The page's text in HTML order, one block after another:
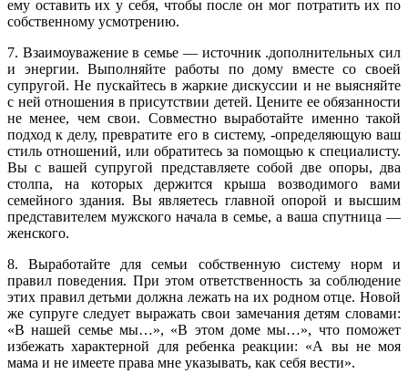
ему оставить их у себя, чтобы после он мог потратить их по
собственному усмотрению.
7. Взаимоуважение в семье — источник .дополнительных сил
и энергии. Выполняйте работы по дому вместе со своей
супругой. Не пускайтесь в жаркие дискуссии и не выясняйте
с ней отношения в присутствии детей. Цените ее обязанности
не менее, чем свои. Совместно выработайте именно такой
подход к делу, превратите его в систему, -определяющую ваш
стиль отношений, или обратитесь за помощью к специалисту.
Вы с вашей супругой представляете собой две опоры, два
столпа, на которых держится крыша возводимого вами
семейного здания. Вы являетесь главной опорой и высшим
представителем мужского начала в семье, а ваша спутница —
женского.
8. Выработайте для семьи собственную систему норм и
правил поведения. При этом ответственность за соблюдение
этих правил детьми должна лежать на их родном отце. Новой
же супруге следует выражать свои замечания детям словами:
«В нашей семье мы…», «В этом доме мы…», что поможет
избежать характерной для ребенка реакции: «А вы не моя
мама и не имеете права мне указывать, как себя вести».